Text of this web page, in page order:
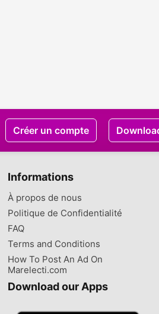
Créer un compte
Informations
À propos de nous
Politique de Confidentialité
FAQ
Terms and Conditions
How To Post An Ad On
Marelecti.com
Download our Apps